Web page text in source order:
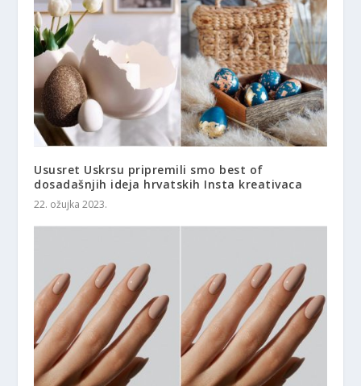
Ususret Uskrsu pripremili smo best of
dosadašnjih ideja hrvatskih Insta kreativaca
22. ožujka 2023.